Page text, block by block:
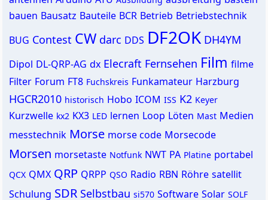
bauen Bausatz Bauteile BCR Betrieb Betriebstechnik
BUG Contest CW darc DDS DF2OK DH4YM
Dipol DL-QRP-AG dx Elecraft Fernsehen Film filme
Filter Forum FT8 Fuchskreis Funkamateur Harzburg
HGCR2010 historisch Hobo ICOM ISS K2 Keyer
Kurzwelle kx2 KX3 LED lernen Loop Löten Mast Medien
messtechnik Morse morse code Morsecode
Morsen morsetaste Notfunk NWT PA Platine portabel
QCX QMX QRP QRPP QSO Radio RBN Röhre satellit
Schulung SDR Selbstbau si570 Software Solar SOLF